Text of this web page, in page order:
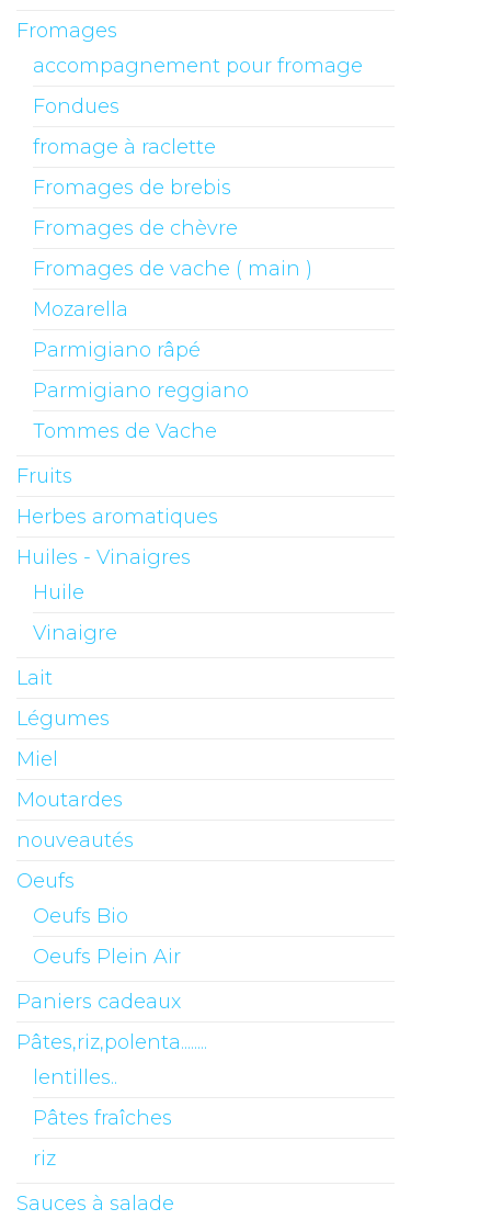
Fromages
accompagnement pour fromage
Fondues
fromage à raclette
Fromages de brebis
Fromages de chèvre
Fromages de vache ( main )
Mozarella
Parmigiano râpé
Parmigiano reggiano
Tommes de Vache
Fruits
Herbes aromatiques
Huiles - Vinaigres
Huile
Vinaigre
Lait
Légumes
Miel
Moutardes
nouveautés
Oeufs
Oeufs Bio
Oeufs Plein Air
Paniers cadeaux
Pâtes,riz,polenta........
lentilles..
Pâtes fraîches
riz
Sauces à salade